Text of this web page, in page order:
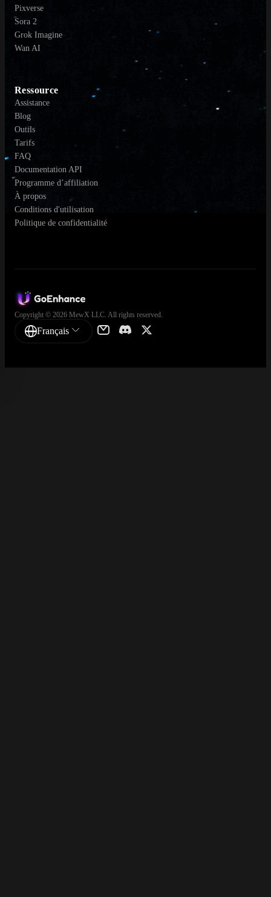
Pixverse
Sora 2
Grok Imagine
Wan AI
Ressource
Assistance
Blog
Outils
Tarifs
FAQ
Documentation API
Programme d’affiliation
À propos
Conditions d'utilisation
Politique de confidentialité
Copyright © 2026 MewX LLC. All rights reserved.
Français